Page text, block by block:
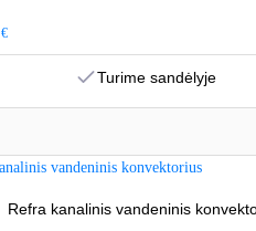
€
Turime sandėlyje
Refra kanalinis vandeninis